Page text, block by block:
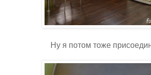
Ну я потом тоже